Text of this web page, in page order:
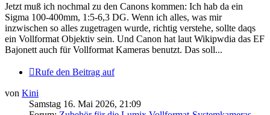
Jetzt muß ich nochmal zu den Canons kommen: Ich hab da ein
Sigma 100-400mm, 1:5-6,3 DG. Wenn ich alles, was mir
inzwischen so alles zugetragen wurde, richtig verstehe, sollte daqs
ein Vollformat Objektiv sein. Und Canon hat laut Wikipwdia das EF
Bajonett auch für Vollformat Kameras benutzt. Das soll...
Rufe den Beitrag auf
von Kini
Samstag 16. Mai 2026, 21:09